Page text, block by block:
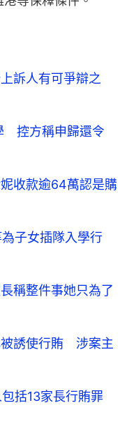
訴人有可爭辯之
控方稱申歸還令
收款逾64萬認是購
子女插隊入學行
稱整件事她只為了
誘使行賄 涉案主
括13家長行賄罪